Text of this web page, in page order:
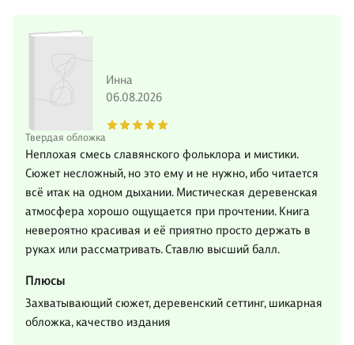
Твердая обложка
Инна
06.08.2026
Неплохая смесь славянского фольклора и мистики.
Сюжет несложный, но это ему и не нужно, ибо читается
всё итак на одном дыхании. Мистическая деревенская
атмосфера хорошо ощущается при прочтении. Книга
невероятно красивая и её приятно просто держать в
руках или рассматривать. Ставлю высший балл.
Плюсы
Захватывающий сюжет, деревенский сеттинг, шикарная
обложка, качество издания